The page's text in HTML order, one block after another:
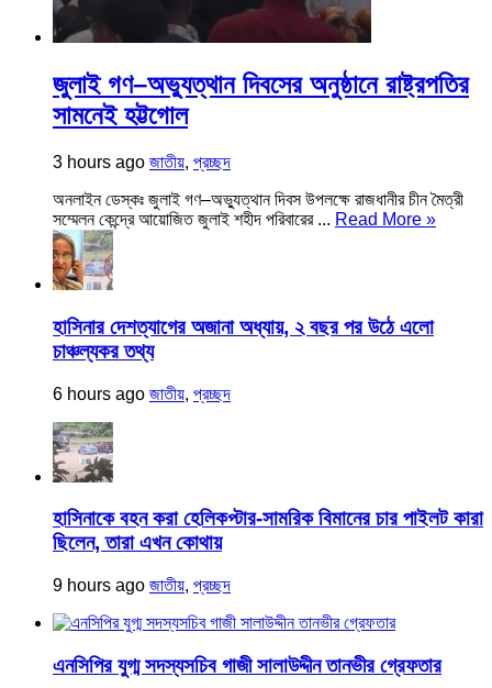
জুলাই গণ–অভ্যুত্থান দিবসের অনুষ্ঠানে রাষ্ট্রপতির
সামনেই হট্টগোল
3 hours ago জাতীয়, প্রচ্ছদ
অনলাইন ডেস্কঃ জুলাই গণ–অভ্যুত্থান দিবস উপলক্ষে রাজধানীর চীন মৈত্রী
সম্মেলন কেন্দ্রে আয়োজিত জুলাই শহীদ পরিবারের ... Read More »
হাসিনার দেশত্যাগের অজানা অধ্যায়, ২ বছর পর উঠে এলো
চাঞ্চল্যকর তথ্য
6 hours ago জাতীয়, প্রচ্ছদ
হাসিনাকে বহন করা হেলিকপ্টার-সামরিক বিমানের চার পাইলট কারা
ছিলেন, তারা এখন কোথায়
9 hours ago জাতীয়, প্রচ্ছদ
এনসিপির যুগ্ম সদস্যসচিব গাজী সালাউদ্দীন তানভীর গ্রেফতার